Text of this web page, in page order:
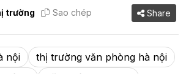
trường Sao chép Share
nội
thị trường văn phòng hà nội